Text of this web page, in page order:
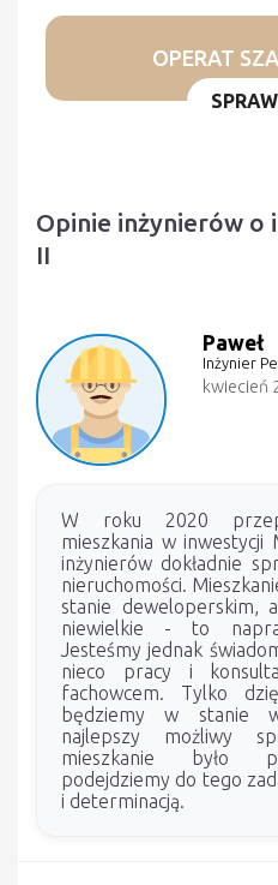
OPERAT
Opinie inżynierów o
II
Paweł
Inżynier
kwiecień
W roku 2020
mieszkania w inwestycji
inżynierów dokładnie
nieruchomości.
stanie deweloperskim,
niewielkie - to
Jesteśmy jednak
nieco pracy i
fachowcem. Tylko
będziemy w stanie
najlepszy możliwy
mieszkanie było
podejdziemy do tego
i determinacją.